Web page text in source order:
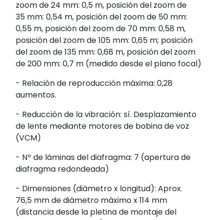
zoom de 24 mm: 0,5 m, posición del zoom de
35 mm: 0,54 m, posición del zoom de 50 mm:
0,55 m, posición del zoom de 70 mm: 0,58 m,
posición del zoom de 105 mm: 0,65 m; posición
del zoom de 135 mm: 0,68 m, posición del zoom
de 200 mm: 0,7 m (medido desde el plano focal)
- Relación de reproducción máxima: 0,28
aumentos.
- Reducción de la vibración: sí. Desplazamiento
de lente mediante motores de bobina de voz
(VCM)
- Nº de láminas del diafragma: 7 (apertura de
diafragma redondeada)
- Dimensiones (diámetro x longitud): Aprox.
76,5 mm de diámetro máximo x 114 mm
(distancia desde la pletina de montaje del